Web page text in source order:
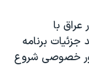
با
برنامه
خصوصی شروع